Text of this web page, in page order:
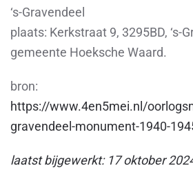
‘s-Gravendeel
plaats: Kerkstraat 9, 3295BD, ‘s-
gemeente Hoeksche Waard.
bron:
https://www.4en5mei.nl/
gravendeel-monument-1940-
laatst bijgewerkt: 17 oktober